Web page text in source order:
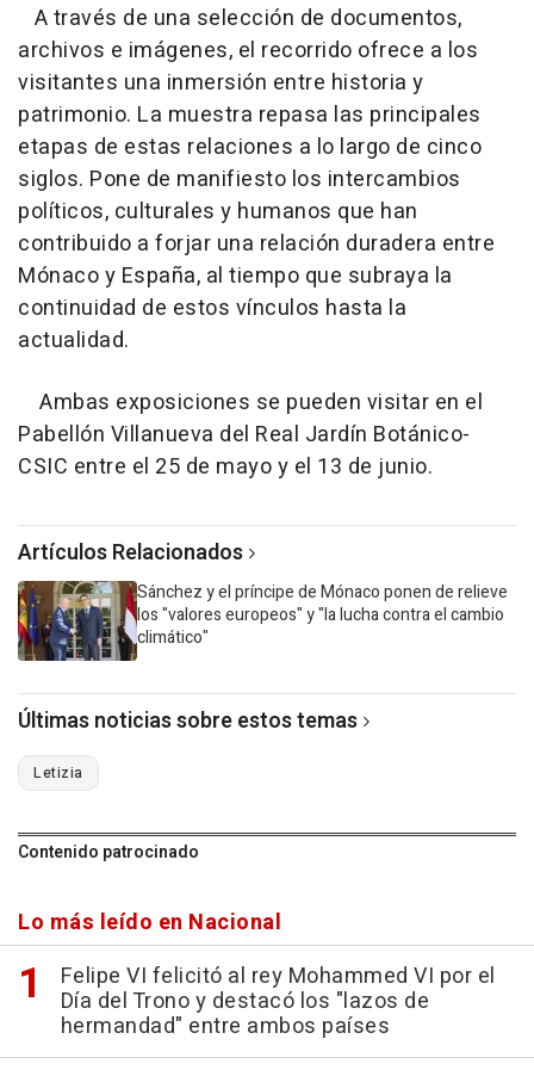
A través de una selección de documentos,
archivos e imágenes, el recorrido ofrece a los
visitantes una inmersión entre historia y
patrimonio. La muestra repasa las principales
etapas de estas relaciones a lo largo de cinco
siglos. Pone de manifiesto los intercambios
políticos, culturales y humanos que han
contribuido a forjar una relación duradera entre
Mónaco y España, al tiempo que subraya la
continuidad de estos vínculos hasta la
actualidad.
Ambas exposiciones se pueden visitar en el
Pabellón Villanueva del Real Jardín Botánico-
CSIC entre el 25 de mayo y el 13 de junio.
Artículos Relacionados
Sánchez y el príncipe de Mónaco ponen de relieve
los "valores europeos" y "la lucha contra el cambio
climático"
Últimas noticias sobre estos temas
Letizia
Contenido patrocinado
Lo más leído en Nacional
Felipe VI felicitó al rey Mohammed VI por el
Día del Trono y destacó los "lazos de
hermandad" entre ambos países